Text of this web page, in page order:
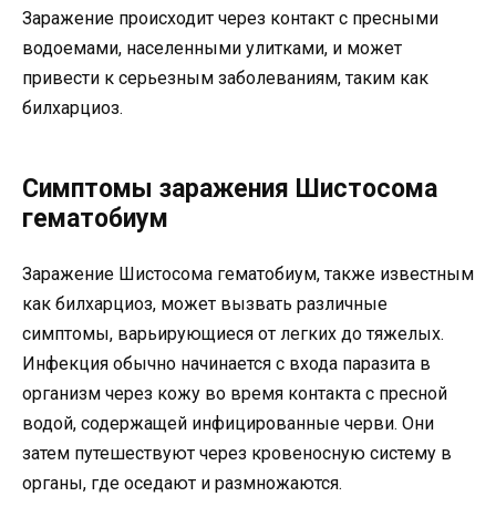
Заражение происходит через контакт с пресными
водоемами, населенными улитками, и может
привести к серьезным заболеваниям, таким как
билхарциоз.
Симптомы заражения Шистосома
гематобиум
Заражение Шистосома гематобиум, также известным
как билхарциоз, может вызвать различные
симптомы, варьирующиеся от легких до тяжелых.
Инфекция обычно начинается с входа паразита в
организм через кожу во время контакта с пресной
водой, содержащей инфицированные черви. Они
затем путешествуют через кровеносную систему в
органы, где оседают и размножаются.